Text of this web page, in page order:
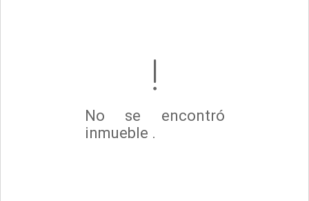
No se encontró
inmueble .